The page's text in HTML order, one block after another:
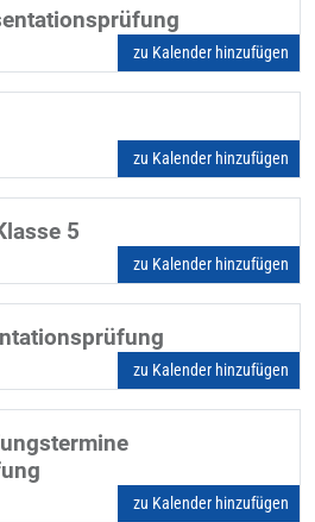
zu Kalender hinzufügen
zu Kalender hinzufügen
5
zu Kalender hinzufügen
zu Kalender hinzufügen
zu Kalender hinzufügen